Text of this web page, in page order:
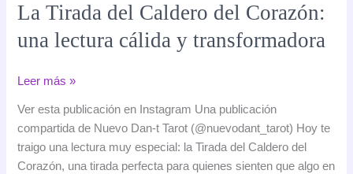
para
cuidar
emociones
La Tirada del Caldero del Corazón:
una lectura cálida y transformadora
La
Caldero
Leer más »
Ver esta publicación en Instagram Una publicación
compartida de Nuevo Dan-t Tarot (@nuevodant_tarot) Hoy te
traigo una lectura muy especial: la Tirada del Caldero del
Corazón, una tirada perfecta para quienes sienten que algo en